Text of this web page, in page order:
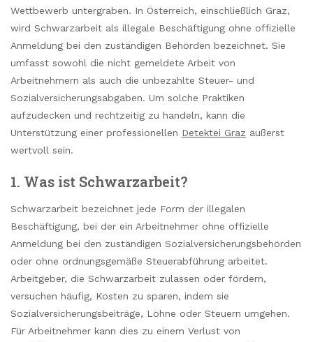
Wettbewerb untergraben. In Österreich, einschließlich Graz,
wird Schwarzarbeit als illegale Beschäftigung ohne offizielle
Anmeldung bei den zuständigen Behörden bezeichnet. Sie
umfasst sowohl die nicht gemeldete Arbeit von
Arbeitnehmern als auch die unbezahlte Steuer- und
Sozialversicherungsabgaben. Um solche Praktiken
aufzudecken und rechtzeitig zu handeln, kann die
Unterstützung einer professionellen Detektei Graz äußerst
wertvoll sein.
1. Was ist Schwarzarbeit?
Schwarzarbeit bezeichnet jede Form der illegalen
Beschäftigung, bei der ein Arbeitnehmer ohne offizielle
Anmeldung bei den zuständigen Sozialversicherungsbehörden
oder ohne ordnungsgemäße Steuerabführung arbeitet.
Arbeitgeber, die Schwarzarbeit zulassen oder fördern,
versuchen häufig, Kosten zu sparen, indem sie
Sozialversicherungsbeiträge, Löhne oder Steuern umgehen.
Für Arbeitnehmer kann dies zu einem Verlust von